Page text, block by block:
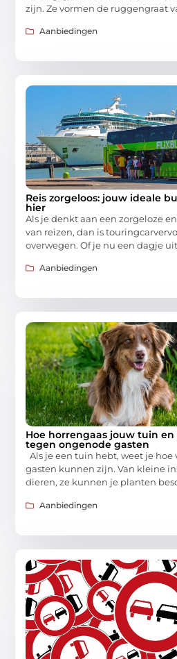
zijn. Ze vormen de ruggengraat
Aanbiedingen
Reis zorgeloos: jouw ideale
hier
Als je denkt aan een zorgeloze
van reizen, dan is
overwegen. Of je nu een dagje uit
Aanbiedingen
Hoe horrengaas jouw tuin
tegen ongenode gasten
Als je een tuin hebt, weet je
gasten kunnen zijn. Van kleine
dieren, ze kunnen je planten
Aanbiedingen